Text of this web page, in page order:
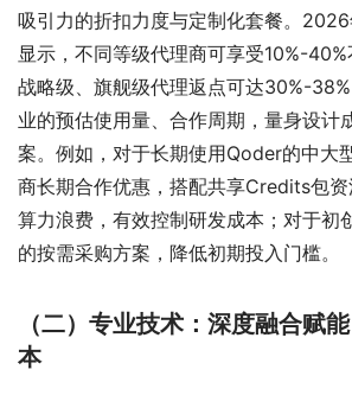
吸引力的折扣力度与定制化套餐。
显示，不同等级代理商可享受10%-
战略级、旗舰级代理返点可达30%-
业的预估使用量、合作周期，量身设计
案。例如，对于长期使用Qoder的中大
商长期合作优惠，搭配共享Credits包
算力浪费，有效控制研发成本；对于初
的按需采购方案，降低初期投入门槛。
（二）专业技术：深度融合赋
本